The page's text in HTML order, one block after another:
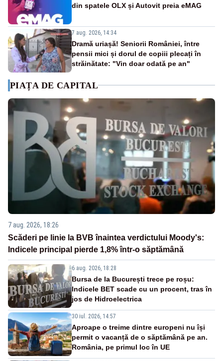
din spatele OLX și Autovit preia eMAG
7 aug. 2026, 14:34
Dramă uriașă! Seniorii României, între
pensii mici și dorul de copiii plecați în
străinătate: "Vin doar odată pe an"
PIAȚA DE CAPITAL
7 aug. 2026, 18:26
Scăderi pe linie la BVB înaintea verdictului Moody's:
Indicele principal pierde 1,8% într-o săptămână
6 aug. 2026, 18:28
Bursa de la București trece pe roșu:
Indicele BET scade cu un procent, tras în
jos de Hidroelectrica
30 iul. 2026, 14:57
Aproape o treime dintre europeni nu își
permit o vacanță de o săptămână pe an.
România, pe primul loc în UE